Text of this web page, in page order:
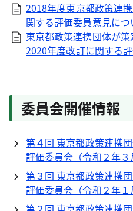
2018年度東京都政策連
関する評価委員意見につ
東京都政策連携団体が
2020年度改訂に関する
委員会開催情報
第４回 東京都政策連携
評価委員会（令和２年３
第３回 東京都政策連携
評価委員会（令和２年１